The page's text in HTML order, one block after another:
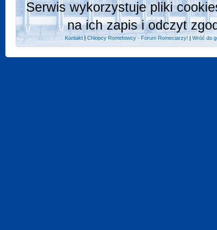
Serwis wykorzystuje pliki
na ich zapis i odczyt
Kontakt |Chlopcy Rometowcy - Forum Romeciarzy! |Wróć do